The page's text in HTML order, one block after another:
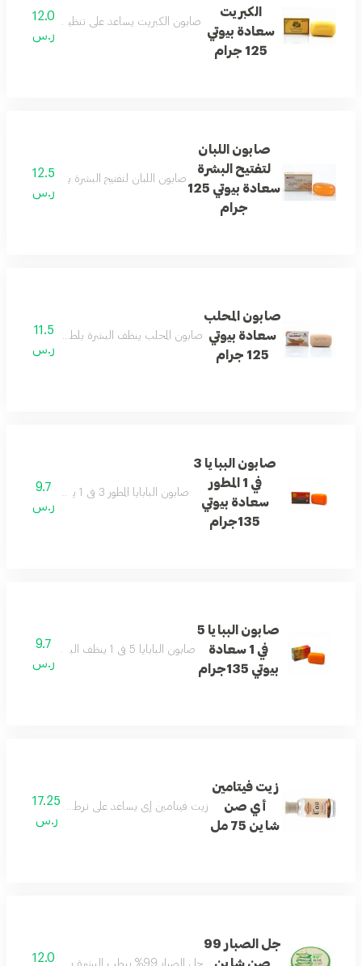
الكبريت
سعادة بيوتي
125 جرام
صابون الكبريت يساعد على تنظيف البشرة
12.0
ر.س
صابون اللبان
لتفتيح البشرة
سعادة بيوتي 125
جرام
صابون اللبان لتفتيح البشرة ينظف بلطف
12.5
ر.س
صابون المحلب
سعادة بيوتي
125 جرام
صابون المحلب ينظف البشرة بلطف ويمنحها
11.5
ر.س
صابون الببايا 3
في 1 المطور
سعادة بيوتي
135جرام
صابون البابايا المطور 3 في 1 يساعد على تنظيف البشرة وتنعيمها ومنحها إشراقة جميلة.
9.7
ر.س
صابون الببايا 5
في 1 سعادة
بيوتي 135جرام
صابون البابايا 5 في 1 ينظف البشرة بفعالية ويساعد على تحسين ملمسها ومظهرها.
9.7
ر.س
زيت فيتامين
أي صن
شاين 75 مل
زيت فيتامين إي يساعد على ترطيب البشرة
17.25
ر.س
جل الصبار 99
صن شاين
جل الصبار 99% يرطب البشرة بعمق ويمنحها شعورًا بالانتعاش والتهدئة طوال اليوم. 12.0